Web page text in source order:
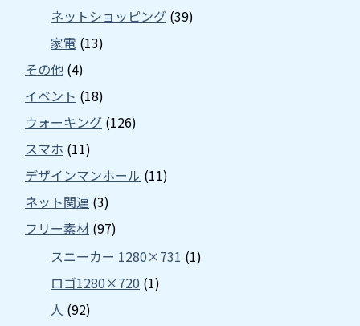
ネットショッピング (39)
家電 (13)
その他 (4)
イベント (18)
ウォーキング (126)
スマホ (11)
デザインマンホール (11)
ネット関連 (3)
フリー素材 (97)
スニーカー 1280×731 (1)
ロゴ1280×720 (1)
人 (92)